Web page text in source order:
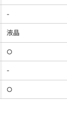
-
液晶
○
-
○